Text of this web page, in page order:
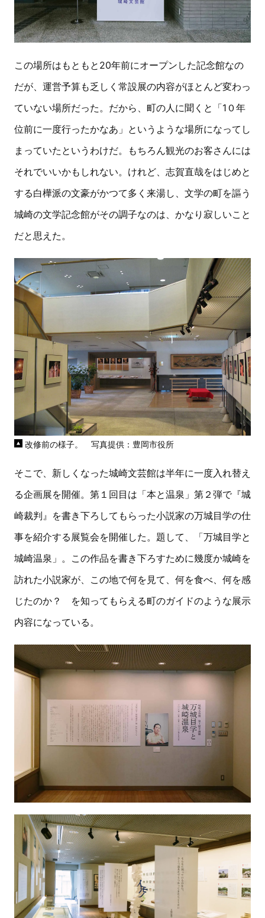
この場所はもともと20年前にオープンした記念館なの
だが、運営予算も乏しく常設展の内容がほとんど変わっ
ていない場所だった。だから、町の人に聞くと「1０年
位前に一度行ったかなあ」というような場所になってし
まっていたというわけだ。もちろん観光のお客さんには
それでいいかもしれない。けれど、志賀直哉をはじめと
する白樺派の文豪がかつて多く来湯し、文学の町を謳う
城崎の文学記念館がその調子なのは、かなり寂しいこと
だと思えた。
改修前の様子。 写真提供：豊岡市役所
そこで、新しくなった城崎文芸館は半年に一度入れ替え
る企画展を開催。第１回目は「本と温泉」第２弾で『城
崎裁判』を書き下ろしてもらった小説家の万城目学の仕
事を紹介する展覧会を開催した。題して、「万城目学と
城崎温泉」。この作品を書き下ろすために幾度か城崎を
訪れた小説家が、この地で何を見て、何を食べ、何を感
じたのか？ を知ってもらえる町のガイドのような展示
内容になっている。